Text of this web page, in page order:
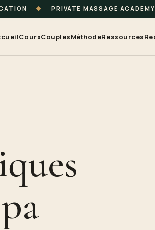
◆ PRIVATE MASSAGE
CoursCouplesMéthodeRessources